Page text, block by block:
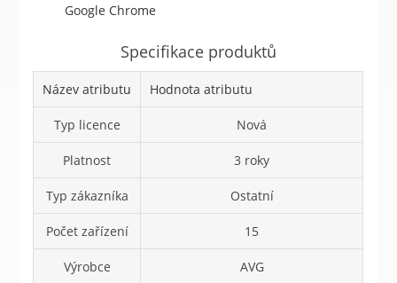
Google Chrome
Specifikace produktů
Název atributu Hodnota atributu
Typ licence Nová
Platnost 3 roky
Typ zákazníka Ostatní
Počet zařízení 15
Výrobce AVG